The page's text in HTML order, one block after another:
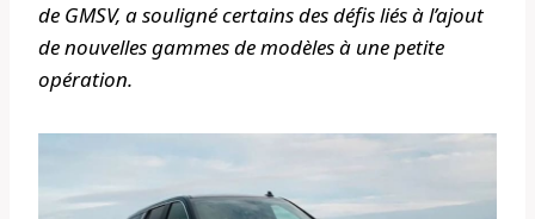
de GMSV, a souligné certains des défis liés à l’ajout
de nouvelles gammes de modèles à une petite
opération.